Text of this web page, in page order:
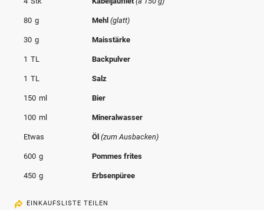
Muthgasse 2, 1190 Wien
80 g Mehl(glatt)
30 g Maisstärke
1 TL Backpulver
1 TL Salz
150 ml Bier
100 ml Mineralwasser
Etwas Öl(zum Ausbacken)
600 g Pommes frites
450 g Erbsenpüree
EINKAUFSLISTE TEILEN